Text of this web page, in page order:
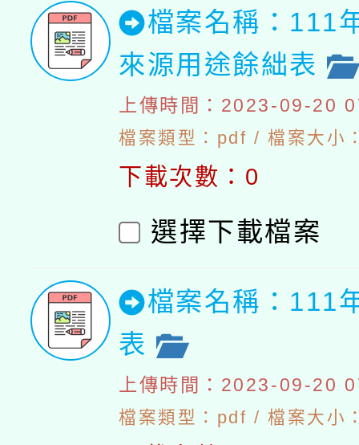
檔案名稱：111
來源用途餘絀表
上傳時間：2023-09-20
檔案類型：pdf / 檔案大小
下載次數：0
選擇下載檔案
檔案名稱：111
表
上傳時間：2023-09-20
檔案類型：pdf / 檔案大小